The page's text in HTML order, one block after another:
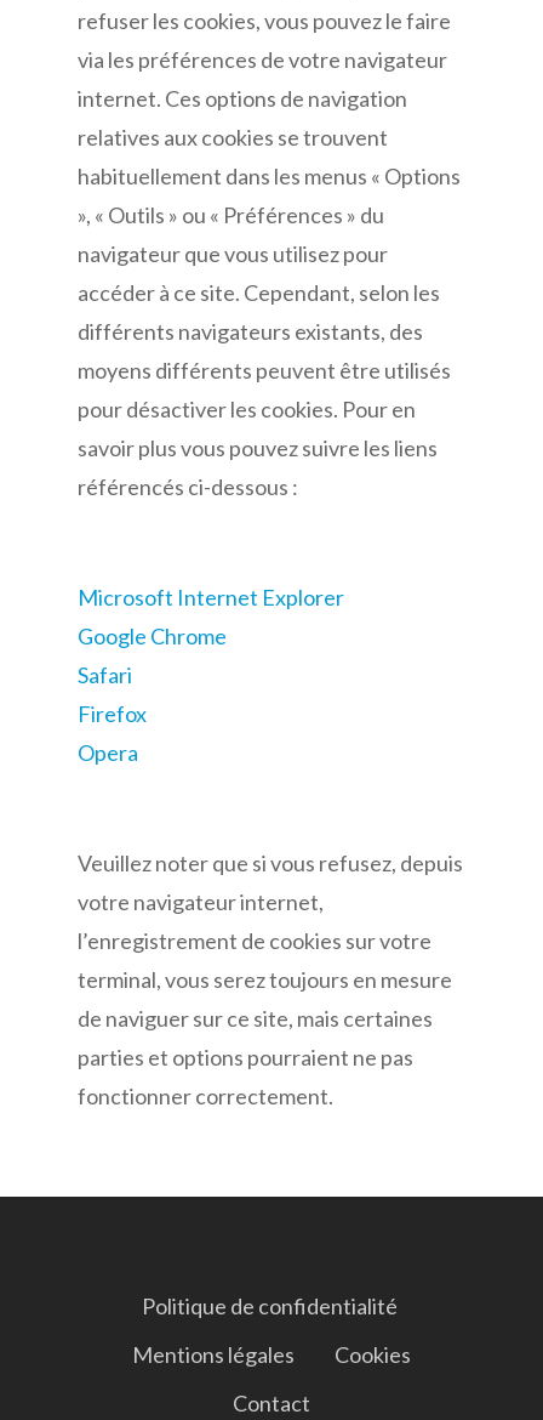
refuser les cookies, vous pouvez le faire
via les préférences de votre navigateur
internet. Ces options de navigation
relatives aux cookies se trouvent
habituellement dans les menus « Options
», « Outils » ou « Préférences » du
navigateur que vous utilisez pour
accéder à ce site. Cependant, selon les
différents navigateurs existants, des
moyens différents peuvent être utilisés
pour désactiver les cookies. Pour en
savoir plus vous pouvez suivre les liens
référencés ci-dessous :
Microsoft Internet Explorer
Google Chrome
Safari
Firefox
Opera
Veuillez noter que si vous refusez, depuis
votre navigateur internet,
l’enregistrement de cookies sur votre
terminal, vous serez toujours en mesure
de naviguer sur ce site, mais certaines
parties et options pourraient ne pas
fonctionner correctement.
Politique de confidentialité ​
Mentions légales
Cookies
Contact